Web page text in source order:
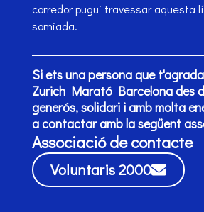
corredor pugui travessar aquesta
somiada.
Si ets una persona que
Zurich Marató Barcelona des
generós, solidari i amb molta
a contactar amb la següent
Associació de contacte
Voluntaris 2000